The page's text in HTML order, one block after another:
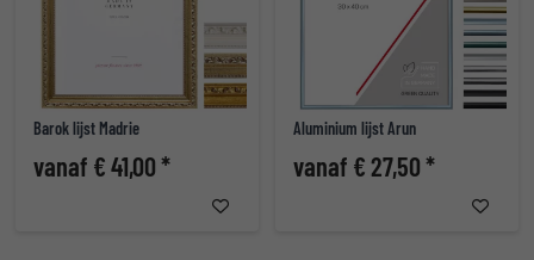
Barok lijst Madrie
vanaf € 41,00 *
Aluminium lijst Arun
vanaf € 27,50 *